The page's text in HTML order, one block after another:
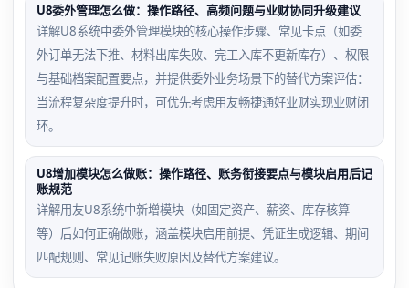
U8委外管理怎么做：操作路径、高频问题与业财协同升级建议
详解U8系统中委外管理模块的核心操作步骤、常见卡点（如委
外订单无法下推、材料出库失败、完工入库不更新库存）、权限
与基础档案配置要点，并提供委外业务场景下的替代方案评估：
当流程复杂度提升时，可优先考虑用友畅捷通好业财实现业财闭
环。
U8增加模块怎么做账：操作路径、账务衔接要点与模块启用后记
账规范
详解用友U8系统中新增模块（如固定资产、薪资、库存核算
等）后如何正确做账，涵盖模块启用前提、凭证生成逻辑、期间
匹配规则、常见记账失败原因及替代方案建议。